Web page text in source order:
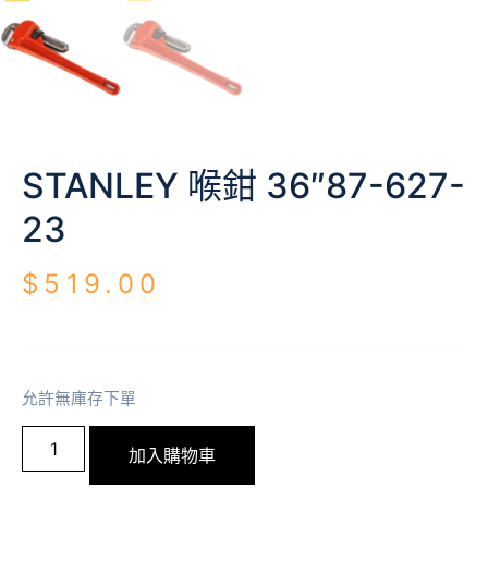
STANLEY 喉鉗 36″87-627-
23
$ 519.00
允許無庫存下單
加入購物車